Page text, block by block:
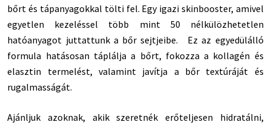
bőrt és tápanyagokkal tölti fel. Egy igazi skinbooster, amivel
egyetlen kezeléssel több mint 50 nélkülözhetetlen
hatóanyagot juttattunk a bőr sejtjeibe. Ez az egyedülálló
formula hatásosan táplálja a bőrt, fokozza a kollagén és
elasztin termelést, valamint javítja a bőr textúráját és
rugalmasságát.
Ajánljuk azoknak, akik szeretnék erőteljesen hidratálni,